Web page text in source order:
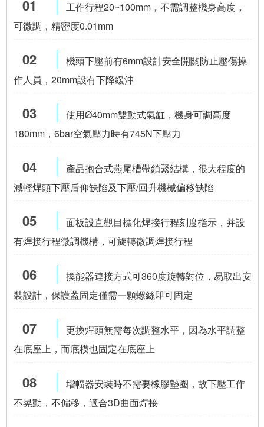
01
工作行程20~100mm，不需調整機身高度，
可微調，精密度0.01mm
02
機頭下壓前有6mm設計安全開關防止壓傷操
作人員，20mm設有下降緩沖
03
使用Ø40mm雙動式氣缸，機身可調高度
180mm，6bar空氣壓力時有745N下壓力
04 產品抱合式燕尾槽帶鎖緊結構，很大程度的
減輕焊頭下壓后仰缺陷及下壓/回升機械偏移缺陷
05
面板設直觀目標化焊接行程刻度指示，并設
有焊接行程微調機構，可旋轉微調焊接行程
06
換能器連接方式可360度旋轉對位，易取出安
裝設計，保護蓋固定僅需一顆螺絲即可固定
07
更換焊頭無需每次調整水平，因為水平調整
在底座上，而底模也固定在底座上
08 增幅器安裝時不需要橡膠墊圈，故下壓工作
不晃動，不偏移，適合3D曲面焊接